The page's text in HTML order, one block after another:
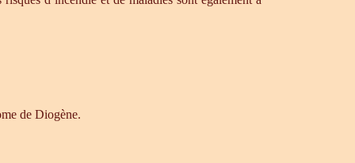
de Diogène.